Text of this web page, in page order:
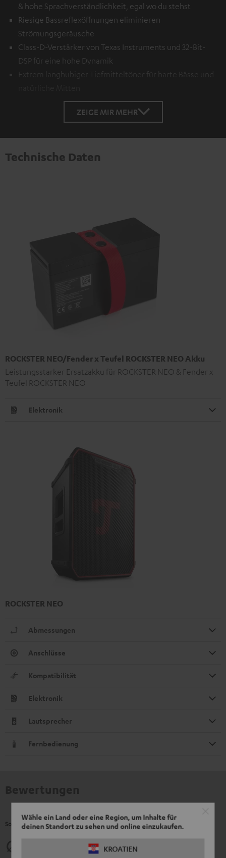
Wähle ein Land oder eine Region, um Inhalte für
deinen Standort zu sehen und online einzukaufen.
KROATIEN
& hohe Sprachverständlichkeit, egal wo du stehst
Riesige Bassreflexöffnungen eliminieren
Strömungsgeräusche
Class-D-Verstärker von Texas Instruments und 32-Bit-
DSP für eine hohe Dynamik
Extrem langhubiger Tiefmitteltöner für harte Bässe und
ZEIGE MIR MEHR
Technische Daten
ROCKSTER NEO/Fender x Teufel ROCKSTER NEO Akku
Leistungsstarker Ersatzakku für ROCKSTER NEO & Fender x
Teufel ROCKSTER NEO
Elektronik
ROCKSTER NEO
Abmessungen
Anschlüsse
Kompatibilität
Elektronik
Lautsprecher
Fernbedienung
So bewerten Kunden dieses Produkt